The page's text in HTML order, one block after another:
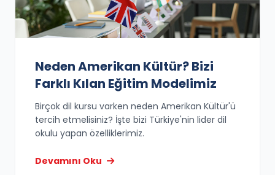
Neden Amerikan Kültür? Bizi
Farklı Kılan Eğitim Modelimiz
Birçok dil kursu varken neden Amerikan Kültür'ü
tercih etmelisiniz? İşte bizi Türkiye'nin lider dil
okulu yapan özelliklerimiz.
Devamını Oku